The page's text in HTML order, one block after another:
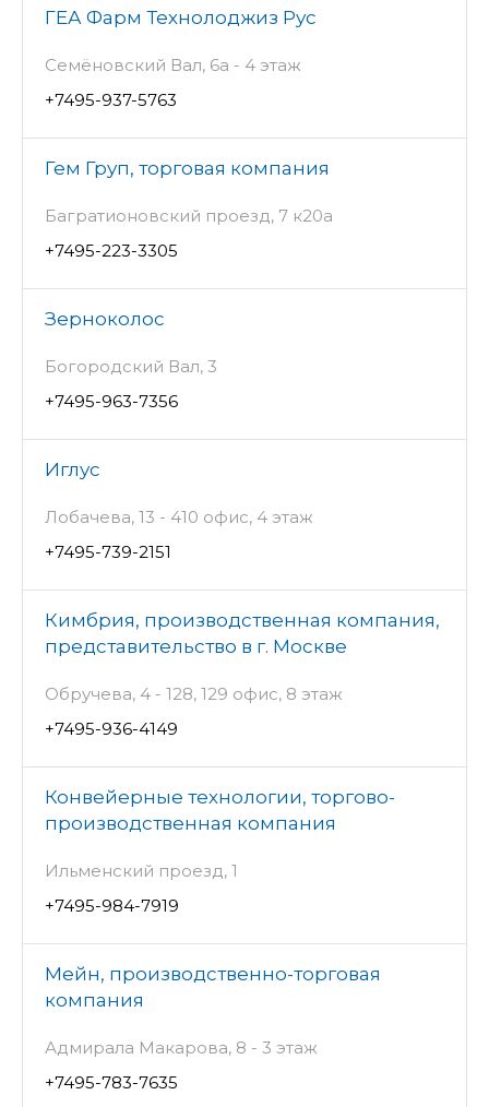
ГЕА Фарм Технолоджиз Рус
Семёновский Вал, 6а - 4 этаж
+7495-937-5763
Гем Груп, торговая компания
Багратионовский проезд, 7 к20а
+7495-223-3305
Зерноколос
Богородский Вал, 3
+7495-963-7356
Иглус
Лобачева, 13 - 410 офис, 4 этаж
+7495-739-2151
Кимбрия, производственная компания,
представительство в г. Москве
Обручева, 4 - 128, 129 офис, 8 этаж
+7495-936-4149
Конвейерные технологии, торгово-
производственная компания
Ильменский проезд, 1
+7495-984-7919
Мейн, производственно-торговая
компания
Адмирала Макарова, 8 - 3 этаж
+7495-783-7635